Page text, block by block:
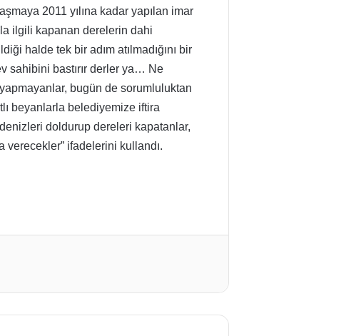
2011 yılına kadar yapılan imar
ilgili kapanan derelerin dahi
halde tek bir adım atılmadığını bir
sahibini bastırır derler ya… Ne
bugün de sorumluluktan
beyanlarla belediyemize iftira
doldurup dereleri kapatanlar,
verecekler” ifadelerini kullandı.